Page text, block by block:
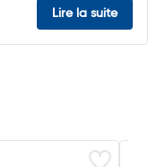
Lire la suite